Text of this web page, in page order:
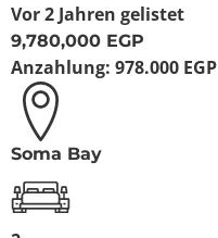
Vor 2 Jahren gelistet
9,780,000 EGP
Anzahlung: 978.000 EGP
Soma Bay